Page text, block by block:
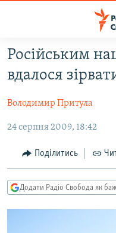
Перейти
до
основного
Перейти
до
навігації
Перейти
до
пошуку
РАДІО СВОБОДА – 70
ВСЕ ЗА ДОБУ
СТАТТІ
ПОЛІТИКА
ЕКОНОМІКА
СУСПІЛЬСТВО
КУЛЬТУРА
ВІЙНА
РОСІЙСЬКА
ДОНБАС.РЕАЛІЇ
КРИМ.РЕАЛІЇ
Російським
вдалося
Володимир Притула
24 серпня 2009, 18:42
Поділитись
Додати Радіо Свобода як